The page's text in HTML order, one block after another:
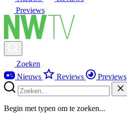
Previews
Zoeken
Nieuws
Reviews Previews
Begin met typen om te zoeken...